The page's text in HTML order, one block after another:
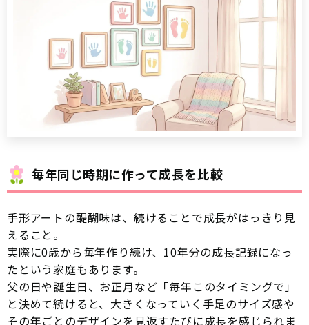
毎年同じ時期に作って成長を比較
手形アートの醍醐味は、続けることで成長がはっきり見
えること。
実際に0歳から毎年作り続け、10年分の成長記録になっ
たという家庭もあります。
父の日や誕生日、お正月など「毎年このタイミングで」
と決めて続けると、大きくなっていく手足のサイズ感や
その年ごとのデザインを見返すたびに成長を感じられま